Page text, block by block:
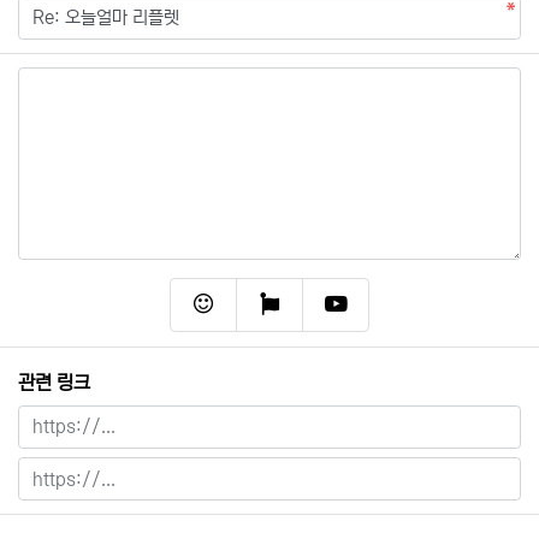
이모티콘폰트어썸동영상
관련 링크